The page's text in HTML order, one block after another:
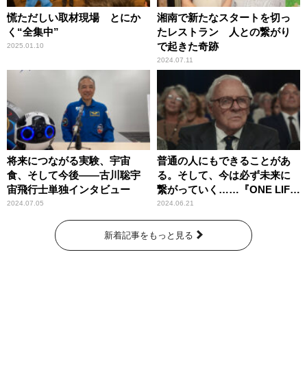
慌ただしい取材現場 とにか
く“全集中”
2025.01.10
湘南で新たなスタートを切っ
たレストラン 人との繋がり
で起きた奇跡
2024.07.11
将来につながる実験、宇宙
食、そして今後――古川聡宇
宙飛行士単独インタビュー
2024.07.05
普通の人にもできることがあ
る。そして、今は必ず未来に
繋がっていく……『ONE LIFE
奇跡が繋いだ6000の命』
2024.06.21
新着記事をもっと見る